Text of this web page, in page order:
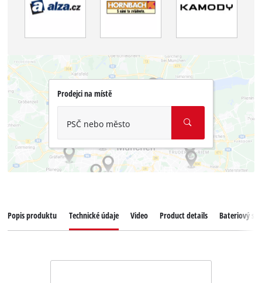
Prodejci na místě
PSČ nebo město
Popis produktu Technické údaje Video Product details Bateriový